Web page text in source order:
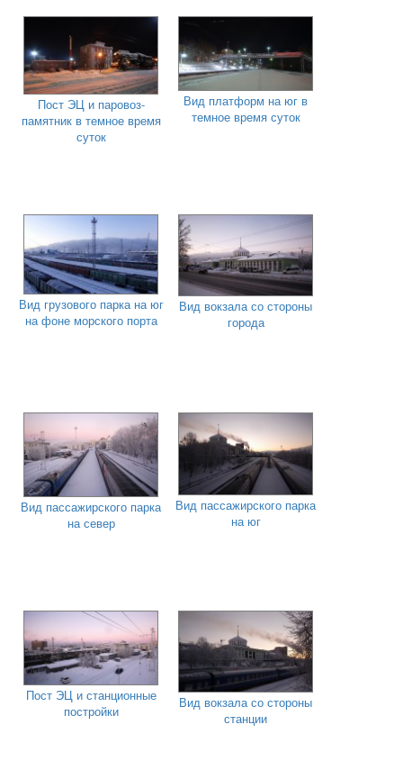
Пост ЭЦ и паровоз-
памятник в темное время
суток
Вид платформ на юг в
темное время суток
Вид грузового парка на юг
на фоне морского порта
Вид вокзала со стороны
города
Вид пассажирского парка
на север
Вид пассажирского парка
на юг
Пост ЭЦ и станционные
постройки
Вид вокзала со стороны
станции